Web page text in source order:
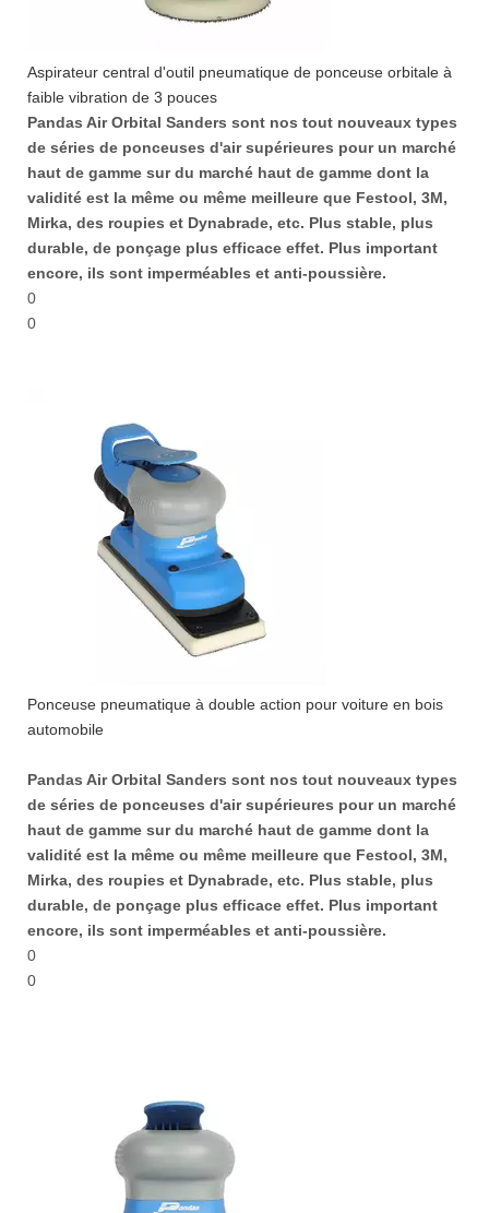
Aspirateur central d'outil pneumatique de ponceuse orbitale à
faible vibration de 3 pouces
Pandas Air Orbital Sanders sont nos tout nouveaux types
de séries de ponceuses d'air supérieures pour un marché
haut de gamme sur du marché haut de gamme dont la
validité est la même ou même meilleure que Festool, 3M,
Mirka, des roupies et Dynabrade, etc. Plus stable, plus
durable, de ponçage plus efficace effet. Plus important
encore, ils sont imperméables et anti-poussière.
0
0
Ponceuse pneumatique à double action pour voiture en bois
automobile
Pandas Air Orbital Sanders sont nos tout nouveaux types
de séries de ponceuses d'air supérieures pour un marché
haut de gamme sur du marché haut de gamme dont la
validité est la même ou même meilleure que Festool, 3M,
Mirka, des roupies et Dynabrade, etc. Plus stable, plus
durable, de ponçage plus efficace effet. Plus important
encore, ils sont imperméables et anti-poussière.
0
0